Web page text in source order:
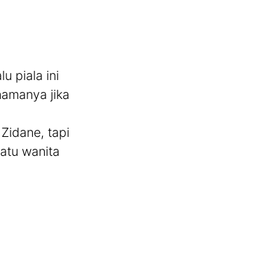
piala ini
jika
tapi
wanita